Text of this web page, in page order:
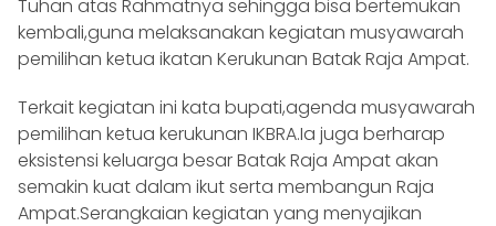
Tuhan atas Rahmatnya sehingga bisa bertemukan
kembali,guna melaksanakan kegiatan musyawarah
pemilihan ketua ikatan Kerukunan Batak Raja Ampat.
Terkait kegiatan ini kata bupati,agenda musyawarah
pemilihan ketua kerukunan IKBRA.Ia juga berharap
eksistensi keluarga besar Batak Raja Ampat akan
semakin kuat dalam ikut serta membangun Raja
Ampat.Serangkaian kegiatan yang menyajikan